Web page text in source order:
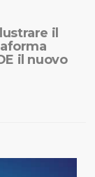
il
il nuovo